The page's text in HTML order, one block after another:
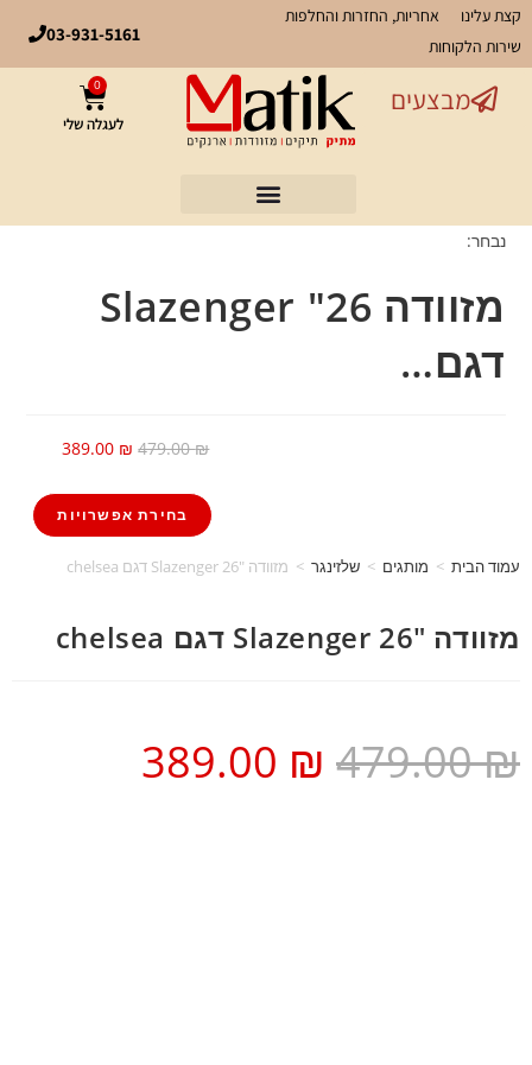
קצת עלינו
אחריות, החזרות והחלפות
שירות הלקוחות
03-931-5161
מבצעים 0
לעגלה שלי
נבחר:
מזוודה 26" Slazenger
דגם…
479.00₪
389.00 ₪
בחירת אפשרויות
עמוד הבית > מותגים > שלזינגר > מזוודה 26″ Slazenger דגם chelsea
מזוודה 26″ Slazenger דגם chelsea
479.00₪
389.00 ₪